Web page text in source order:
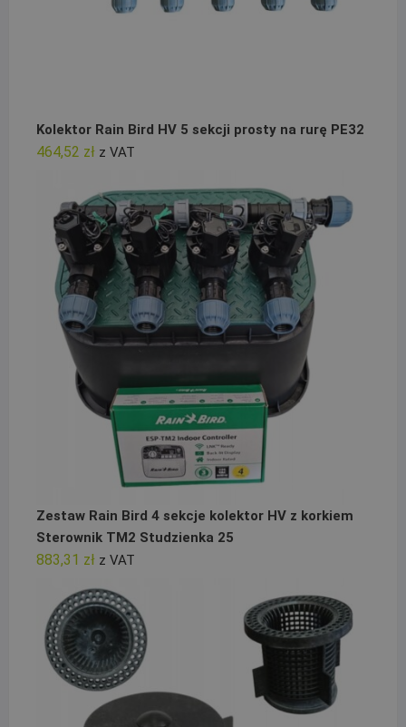
Kolektor Rain Bird HV 5 sekcji prosty na rurę PE32
464,52 zł z VAT
Zestaw Rain Bird 4 sekcje kolektor HV z korkiem
Sterownik TM2 Studzienka 25
883,31 zł z VAT